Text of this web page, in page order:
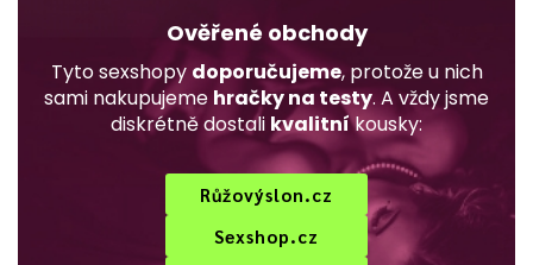
Ověřené obchody
Tyto sexshopy doporučujeme, protože u nich
sami nakupujeme hračky na testy. A vždy jsme
diskrétně dostali kvalitníkousky:
Růžovýslon.cz
Sexshop.cz